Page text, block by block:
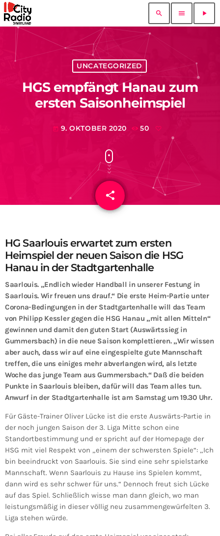
search menu play_arrow
UNCATEGORIZED
HGS empfängt Hanau zum
ersten Saisonheimspiel
today 9. OKTOBER 2020 50
share
email
HG Saarlouis erwartet zum ersten
Heimspiel der neuen Saison die HSG
Hanau in der Stadtgartenhalle
Saarlouis. „Endlich wieder Handball in unserer Festung in
Saarlouis. Wir freuen uns drauf.“ Die erste Heim-Partie unter
Corona-Bedingungen in der Stadtgartenhalle will das Team
von Philipp Kessler gegen die HSG Hanau „mit allen Mitteln“
gewinnen und damit den guten Start (Auswärtssieg in
Gummersbach) in die neue Saison komplettieren. „Wir wissen
aber auch, dass wir auf eine eingespielte gute Mannschaft
treffen, die uns einiges mehr abverlangen wird, als letzte
Woche das junge Team aus Gummersbach.“ Daß die beiden
Punkte in Saarlouis bleiben, dafür will das Team alles tun.
Anwurf in der Stadtgartenhalle ist am Samstag um 19.30 Uhr.
Für Gäste-Trainer Oliver Lücke ist die erste Auswärts-Partie in
der noch jungen Saison der 3. Liga Mitte schon eine
Standortbestimmung und er spricht auf der Homepage der
HSG mit viel Respekt von „einem der schwersten Spiele“: „Ich
bin beeindruckt von Saarlouis. Sie sind eine sehr spielstarke
Mannschaft. Wenn Saarlouis zu Hause ins Spielen kommt,
dann wird es sehr schwer für uns.“ Dennoch freut sich Lücke
auf das Spiel. Schließlich wisse man dann gleich, wo man
leistungsmäßig in dieser völlig neu zusammengewürfelten 3.
Liga stehen würde.